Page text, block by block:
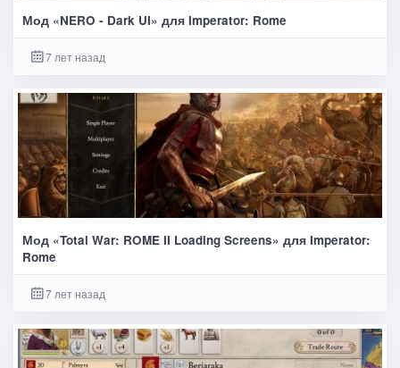
Мод «NERO - Dark UI» для Imperator: Rome
7 лет назад
Мод «Total War: ROME II Loading Screens» для Imperator:
Rome
7 лет назад